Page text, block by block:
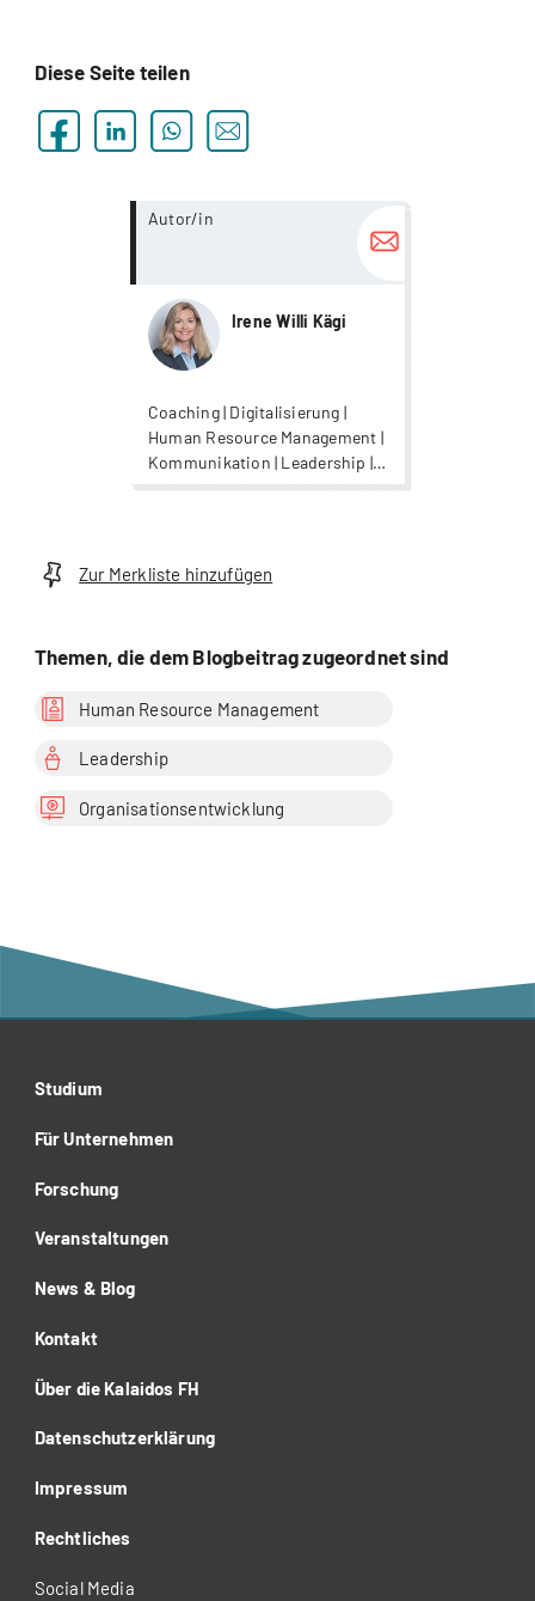
Diese Seite teilen
Autor/in
Irene Willi Kägi
Coaching | Digitalisierung |
Human Resource Management |
Kommunikation | Leadership |
Organisationsentwicklung |
more...
Zur Merkliste hinzufügen
Themen, die dem Blogbeitrag zugeordnet sind
Human Resource Management
Leadership
Organisationsentwicklung
Studium
Für Unternehmen
Forschung
Veranstaltungen
News & Blog
Kontakt
Über die Kalaidos FH
Datenschutzerklärung
Impressum
Rechtliches
Social Media